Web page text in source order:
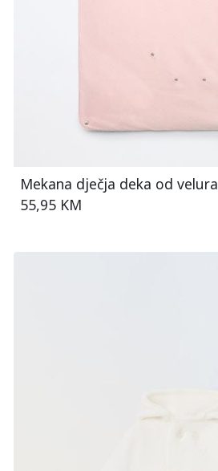
Mekana dječja deka od velura
55,95 KM